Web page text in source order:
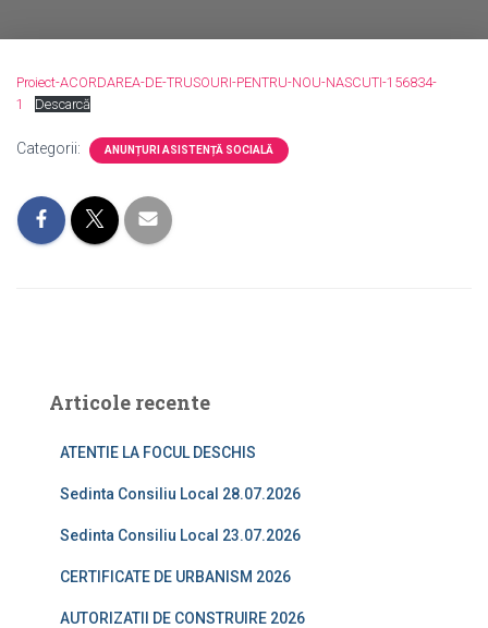
Proiect-ACORDAREA-DE-TRUSOURI-PENTRU-NOU-NASCUTI-156834-
1
Descarcă
Categorii: ANUNȚURI ASISTENȚĂ SOCIALĂ
Articole recente
ATENTIE LA FOCUL DESCHIS
Sedinta Consiliu Local 28.07.2026
Sedinta Consiliu Local 23.07.2026
CERTIFICATE DE URBANISM 2026
AUTORIZATII DE CONSTRUIRE 2026